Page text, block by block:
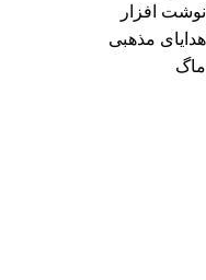
نوشت افزار
هدایای مذهبی
ماگ